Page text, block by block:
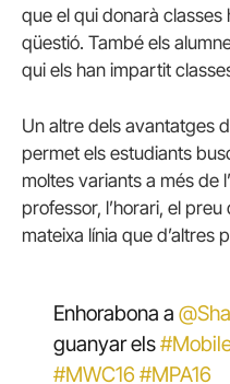
que el qui donarà classes
qüestió. També els
qui els han impartit
Un altre dels avantatges
permet els estudiants
moltes variants a més de
professor, l’horari, el preu
mateixa línia que d’altres
Enhorabona a
guanyar els
#MWC16 #MPA16